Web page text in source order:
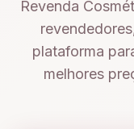
Revenda
plataforma
melhores